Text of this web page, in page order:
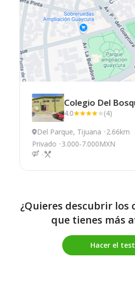
Colegio Del
4.0
(4)
Del Parque, Tijuana
2.66km
Privado
3.000-7.000MXN
¿Quieres descubrir los
que tienes más
Hacer el test